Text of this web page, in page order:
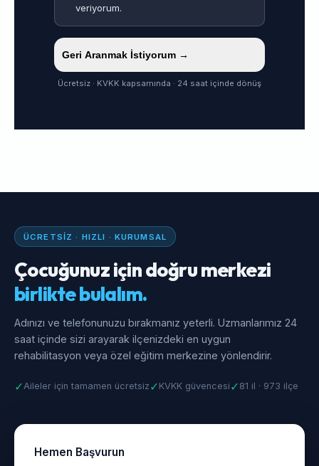
veriyorum.
Geri Aranmak İstiyorum →
Ücretsiz · KVKK kapsamında · 24 saat içinde dönüş
ÜCRETSIZ · HIZLI · KURUMSAL
Çocuğunuz için doğru merkezi
birlikte bulalım.
Adınızı ve telefonunuzu bırakmanız yeterli. Uzmanlarımız 24
saat içinde sizi arayarak ilçenizdeki en uygun
rehabilitasyon veya özel eğitim merkezine yönlendirir.
✓Aileler için tamamen ücretsiz ✓ KVKK güvencesi ✓ 81 il · 973 ilçe
Hemen Başvurun